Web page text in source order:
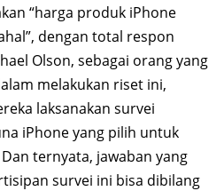
“harga produk iPhone
dengan total respon
Olson, sebagai orang yang
melakukan riset ini,
laksanakan survei
iPhone yang pilih untuk
ternyata, jawaban yang
survei ini bisa dibilang